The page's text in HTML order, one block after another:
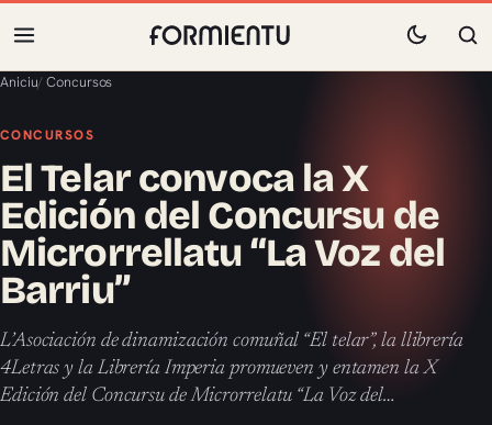
Aniciu/Concursos
CONCURSOS
El Telar convoca la X
Edición del Concursu de
Microrrellatu “La Voz del
Barriu”
L’Asociación de dinamización comuñal “El telar”, la llibrería
4Letras y la Librería Imperia promueven y entamen la X
Edición del Concursu de Microrrelatu “La Voz del…